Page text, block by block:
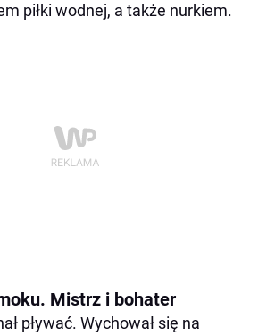
piłki wodnej, a także nurkiem.
Mistrz i bohater
pływać. Wychował się na